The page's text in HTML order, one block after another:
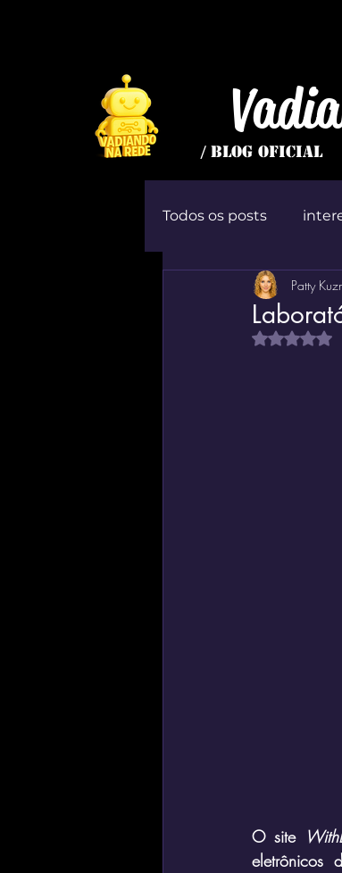
/ BLOG OFICIAL
Todos os posts
JogoPatty
O site
eletrônicos